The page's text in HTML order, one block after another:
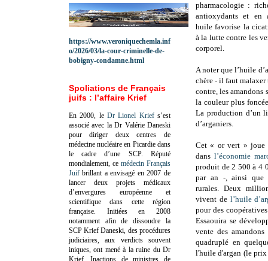
pharmacologie :
antioxydants et en
huile favorise la
à la lutte contre les
corporel.
A noter que l’huile
chère - il faut
contre, les
la couleur plus
La production d’un
d’arganiers.
Cet « or vert » joue
dans l’économie
produit de 2 500 à 4
par an -, ainsi que
rurales. Deux
vivent de l’huile
pour des
Essaouira se
vente des
quadruplé en
l'huile d'argan (le prix
https://www.veroniquechemla.inf
o/2026/03/la-cour-criminelle-de-
bobigny-condamne.html
Spoliations de Français
juifs : l’affaire Krief
En 2000, le Dr Lionel Kriefs’est
associé avec la Dr Valérie Daneski
pour diriger deux centres de
médecine nucléaire en Picardie dans
le cadre d’une SCP. Réputé
mondialement, ce médecin Français
Juif brillant a envisagé en 2007 de
lancer deux projets médicaux
d’envergures européenne et
scientifique dans cette région
française. Initiées en 2008
notamment afin de dissoudre la
SCP Krief Daneski, des procédures
judiciaires, aux verdicts souvent
iniques, ont mené à la ruine du Dr
Krief.Inactions de ministres de